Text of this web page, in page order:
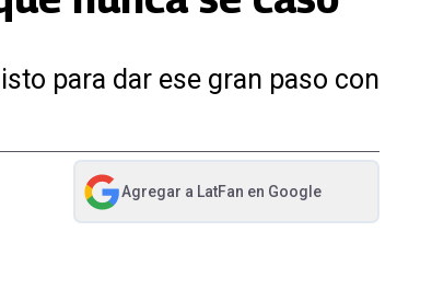
para dar ese gran paso con
Agregar a LatFan en Google
abre en nueva pestaña